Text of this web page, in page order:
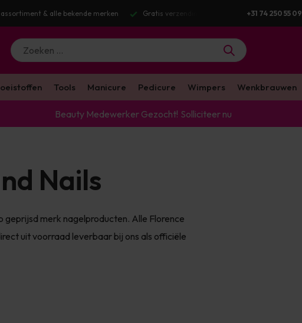
v.a. €100 excl. BTW Voor 16:00 besteld? Dezelfde werkdag verstuurd+31 74 250 55 09
Tools Manicure Pedicure Wimpers Wenkbrauwen
Beauty Medewerker Gezocht! Solliciteer nu
Nails
geprijsd merk nagelproducten. Alle Florence
uit voorraad leverbaar bij ons als officiële